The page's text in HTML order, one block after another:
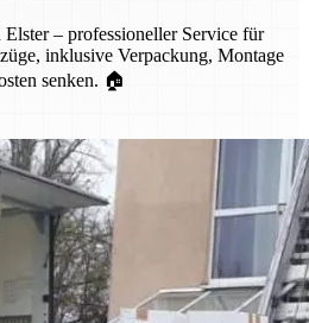
– professioneller Service für
inklusive Verpackung, Montage
senken. 🏠